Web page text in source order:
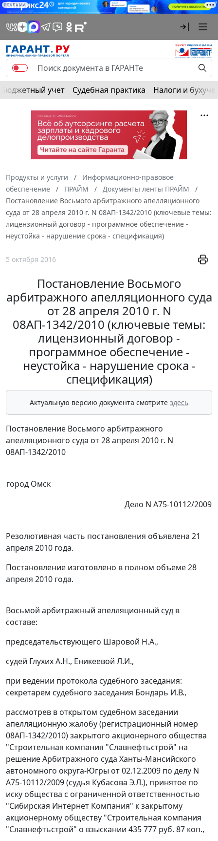
РЕКЛАМА
Бюджетный учет Судебная практика Налоги и
Продукты и услуги
Информационно-правовое
обеспечение
ПРАЙМ
Документы ленты ПРАЙМ
Постановление Восьмого арбитражного апелляционного
суда от 28 апреля 2010 г. N 08АП-1342/2010 (ключевые темы:
лицензионный договор - программное обеспечение -
неустойка - нарушение срока - спецификация)
5 октября 2016
Постановление Восьмого
арбитражного апелляционного суда
от 28 апреля 2010 г. N
08АП-1342/2010 (ключевые темы:
лицензионный договор -
программное обеспечение -
неустойка - нарушение срока -
спецификация)
Актуальную версию документа смотрите здесь
Постановление Восьмого арбитражного
апелляционного суда от 28 апреля 2010 г. N
08АП-1342/2010
город Омск
Дело N А75-10112/2009
Резолютивная часть постановления объявлена 21
апреля 2010 года.
Постановление изготовлено в полном объеме 28
апреля 2010 года.
Восьмой арбитражный апелляционный суд в
составе:
председательствующего Шаровой Н.А.,
судей Глухих А.Н., Еникеевой Л.И.,
при ведении протокола судебного заседания:
секретарем судебного заседания Бондарь И.В.,
рассмотрев в открытом судебном заседании
апелляционную жалобу (регистрационный номер
08АП-1342/2010) закрытого акционерного общества
"Строительная компания "Славнефтьстрой" на
решение Арбитражного суда Ханты-Мансийского
автономного округа-Югры от 02.12.2009 по делу N
А75-10112/2009 (судья Кубасова Э.Л.), принятое по
иску общества с ограниченной ответственностью
"Сибирская Интернет Компания" к закрытому
акционерному обществу "Строительная компания
"Славнефтьстрой" о взыскании 435 777 руб. 87 коп.,